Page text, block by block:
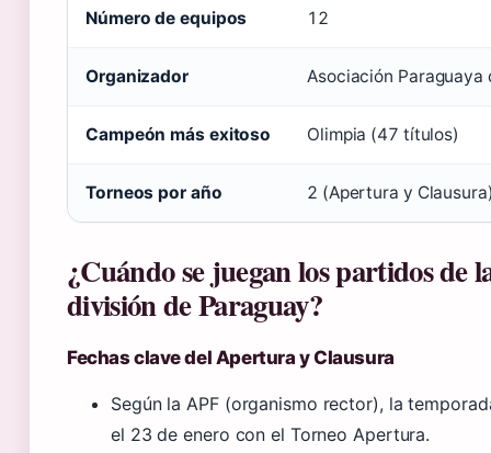
Número de equipos 12
Organizador Asociación Paraguaya
Campeón más exitoso Olimpia (47 títulos)
Torneos por año 2 (Apertura y
¿Cuándo se juegan los partidos de
división de Paraguay?
Fechas clave del Apertura y Clausura
Según la APF (organismo rector), la
el 23 de enero con el Torneo Apertura.